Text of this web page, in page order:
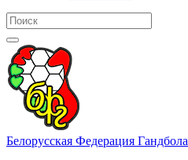
Белорусская Федерация Гандбола